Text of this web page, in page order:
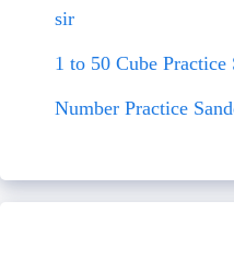
sir
1 to 50 Cube Practice
Number Practice